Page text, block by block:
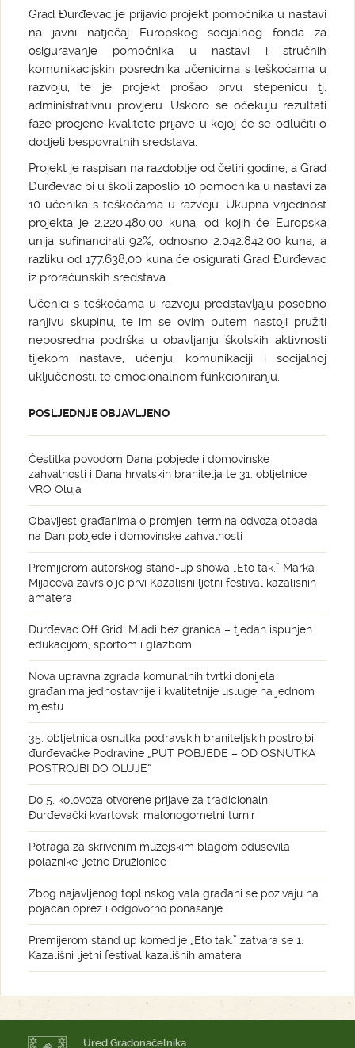
Grad Đurđevac je prijavio projekt pomoćnika u nastavi
na javni natječaj Europskog socijalnog fonda za
osiguravanje pomoćnika u nastavi i stručnih
komunikacijskih posrednika učenicima s teškoćama u
razvoju, te je projekt prošao prvu stepenicu tj.
administrativnu provjeru. Uskoro se očekuju rezultati
faze procjene kvalitete prijave u kojoj će se odlučiti o
dodjeli bespovratnih sredstava.
Projekt je raspisan na razdoblje od četiri godine, a Grad
Đurđevac bi u školi zaposlio 10 pomoćnika u nastavi za
10 učenika s teškoćama u razvoju. Ukupna vrijednost
projekta je 2.220.480,00 kuna, od kojih će Europska
unija sufinancirati 92%, odnosno 2.042.842,00 kuna, a
razliku od 177.638,00 kuna će osigurati Grad Đurđevac
iz proračunskih sredstava.
Učenici s teškoćama u razvoju predstavljaju posebno
ranjivu skupinu, te im se ovim putem nastoji pružiti
neposredna podrška u obavljanju školskih aktivnosti
tijekom nastave, učenju, komunikaciji i socijalnoj
uključenosti, te emocionalnom funkcioniranju.
POSLJEDNJE OBJAVLJENO
Čestitka povodom Dana pobjede i domovinske
zahvalnosti i Dana hrvatskih branitelja te 31. obljetnice
VRO Oluja
Obavijest građanima o promjeni termina odvoza otpada
na Dan pobjede i domovinske zahvalnosti
Premijerom autorskog stand-up showa „Eto tak.” Marka
Mijaceva završio je prvi Kazališni ljetni festival kazališnih
amatera
Đurđevac Off Grid: Mladi bez granica – tjedan ispunjen
edukacijom, sportom i glazbom
Nova upravna zgrada komunalnih tvrtki donijela
građanima jednostavnije i kvalitetnije usluge na jednom
mjestu
35. obljetnica osnutka podravskih braniteljskih postrojbi
đurđevačke Podravine „PUT POBJEDE – OD OSNUTKA
POSTROJBI DO OLUJE“
Do 5. kolovoza otvorene prijave za tradicionalni
Đurđevački kvartovski malonogometni turnir
Potraga za skrivenim muzejskim blagom oduševila
polaznike ljetne Družionice
Zbog najavljenog toplinskog vala građani se pozivaju na
pojačan oprez i odgovorno ponašanje
Premijerom stand up komedije „Eto tak.” zatvara se 1.
Kazališni ljetni festival kazališnih amatera
Ured Gradonačelnika